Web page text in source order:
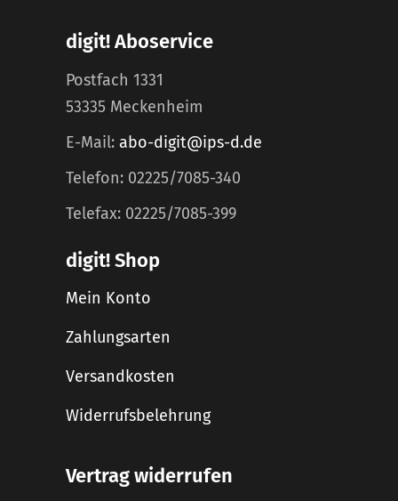
digit! Aboservice
Postfach 1331
53335 Meckenheim
E-Mail: abo-digit@ips-d.de
Telefon: 02225/7085-340
Telefax: 02225/7085-399
digit! Shop
Mein Konto
Zahlungsarten
Versandkosten
Widerrufsbelehrung
Vertrag widerrufen